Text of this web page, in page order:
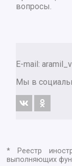
вопросы.
E-mail:
Мы в
* Реестр
выполняющих